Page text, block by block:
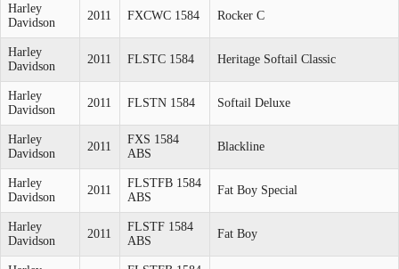
Harley
Davidson
2011 FXCWC 1584 Rocker C
Harley
Davidson
2011 FLSTC 1584 Heritage Softail Classic
Harley
Davidson
2011 FLSTN 1584 Softail Deluxe
Harley
Davidson
2011
FXS 1584
ABS
Blackline
Harley
Davidson
2011
FLSTFB 1584
ABS
Fat Boy Special
Harley
Davidson
2011
FLSTF 1584
ABS
Fat Boy